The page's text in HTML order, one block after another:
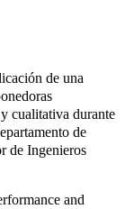
de una
cualitativa durante
de
de Ingenieros
and